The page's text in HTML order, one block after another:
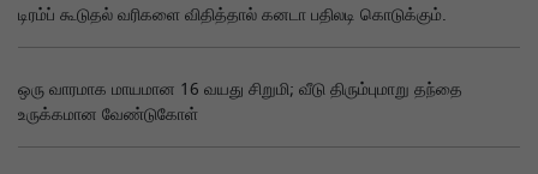
டிரம்ப் கூடுதல் வரிகளை விதித்தால் கனடா பதிலடி கொடுக்கும்.
ஒரு வாரமாக மாயமான 16 வயது சிறுமி; வீடு திரும்புமாறு தந்தை
உருக்கமான வேண்டுகோள்